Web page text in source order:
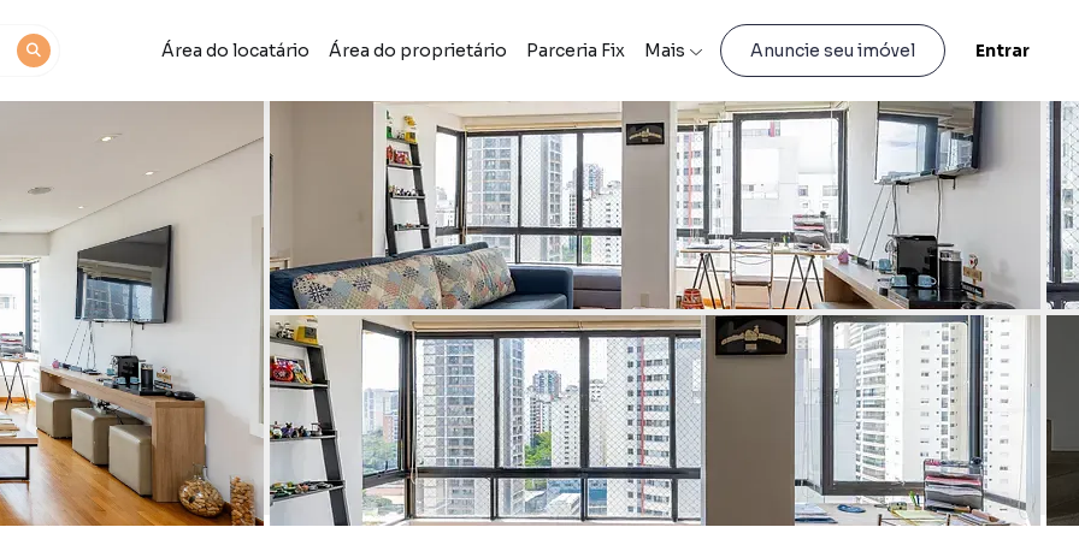
Área do locatário Área do proprietário Parceria Fix Mais Anuncie seu imóvel Entrar